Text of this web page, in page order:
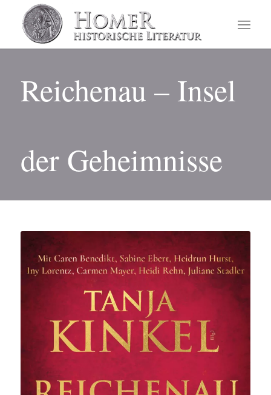
Reichenau – Insel
der Geheimnisse